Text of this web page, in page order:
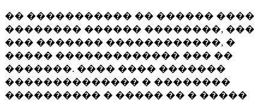
�� ����������� �� ������ ����
�������� ������ ��������, ���
��� ������� ������������, �
����� ������������� ��� ��
�������. ���� ���� �������
�������������� � ��������
���������� � ����� �� � �����